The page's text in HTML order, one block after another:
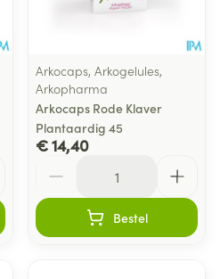
Arkocaps, Arkogelules,
Arkopharma
Arkocaps Rode Klaver
Plantaardig 45
€ 14,40
Bestel